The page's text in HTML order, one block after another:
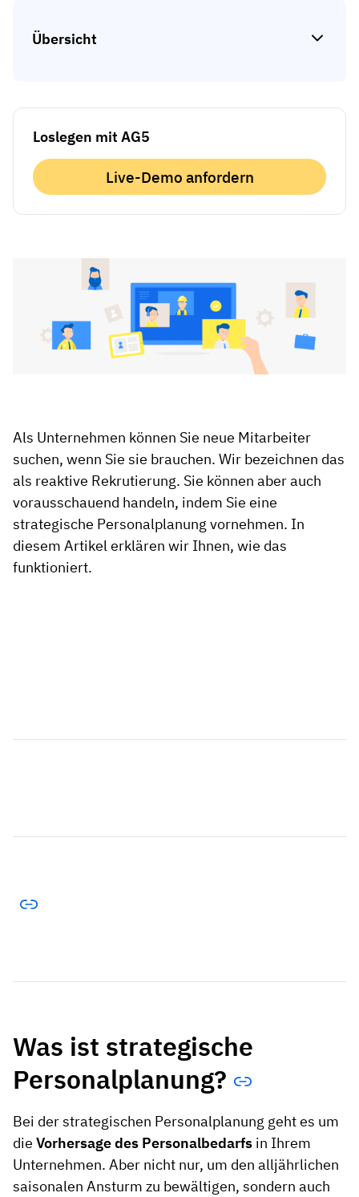
Übersicht
Loslegen mit AG5
Live-Demo anfordern
Als Unternehmen können Sie neue Mitarbeiter
suchen, wenn Sie sie brauchen. Wir bezeichnen das
als reaktive Rekrutierung. Sie können aber auch
vorausschauend handeln, indem Sie eine
strategische Personalplanung vornehmen. In
diesem Artikel erklären wir Ihnen, wie das
funktioniert.
Was ist strategische
Personalplanung?
Bei der strategischen Personalplanung geht es um
die Vorhersage des Personalbedarfs in Ihrem
Unternehmen. Aber nicht nur, um den alljährlichen
saisonalen Ansturm zu bewältigen, sondern auch